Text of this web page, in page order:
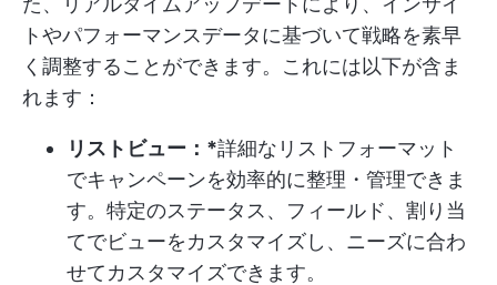
トやパフォーマンスデータに基づいて戦略を素早
く調整することができます。これには以下が含ま
れます：
リストビュー：*詳細なリストフォーマット
でキャンペーンを効率的に整理・管理できま
す。特定のステータス、フィールド、割り当
てでビューをカスタマイズし、ニーズに合わ
せてカスタマイズできます。